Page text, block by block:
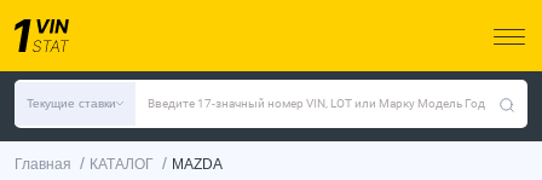
Текущие ставки Введите 17-значный номер VIN, LOT или Марку Модель Год
Главная / КАТАЛОГ / MAZDA